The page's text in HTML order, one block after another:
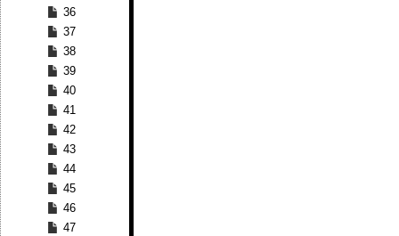
36
37
38
39
40
41
42
43
44
45
46
47